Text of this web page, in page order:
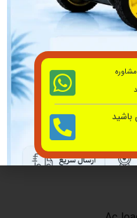
شروع
اجرا
باشید